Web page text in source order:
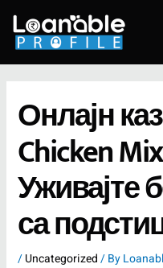
content
Онлајн
Chicken
Уживајте
са
/Uncategorized/ By